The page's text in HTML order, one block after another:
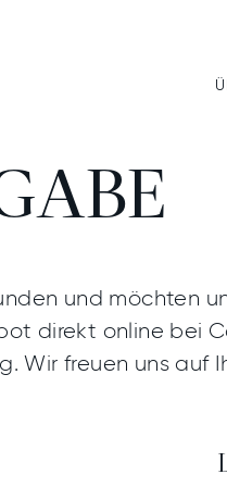
Suchanfragen
und möchten
direkt online bei
Wir freuen uns auf
werden.